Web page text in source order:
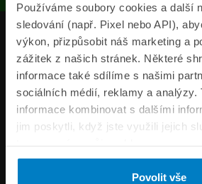
Používáme soubory cookies a další
sledování (např. Pixel nebo API),
výkon, přizpůsobit náš marketing a
zážitek z našich stránek. Některé
informace také sdílíme s našimi
sociálních médií, reklamy a analýzy.
informace kombinovat s dalšími
jim poskytli, když jste využili jejich
tomu prosím svůj souhlas.
Povolit vše
Produkty
Pojišťovny
Informace
ePojisteni.cz
Formuláře